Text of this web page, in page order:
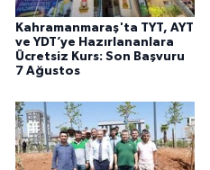
Kahramanmaraş'ta TYT, AYT
ve YDT’ye Hazırlananlara
Ücretsiz Kurs: Son Başvuru
7 Ağustos